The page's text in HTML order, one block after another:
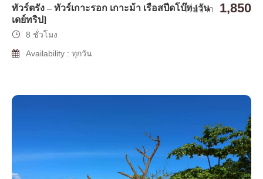
ทัวร์ตรัง – ทัวร์เกาะรอก เกาะม้า เรือสปีดโบ๊ท [วัน
เดย์ทริป]
เริ่มจาก 1,850
8 ชั่วโมง
Availability : ทุกวัน